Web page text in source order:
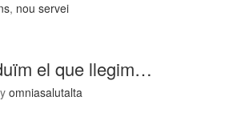
, nou servei
el que llegim…
omniasalutalta